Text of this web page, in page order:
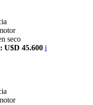
seco
U$D 45.600 i